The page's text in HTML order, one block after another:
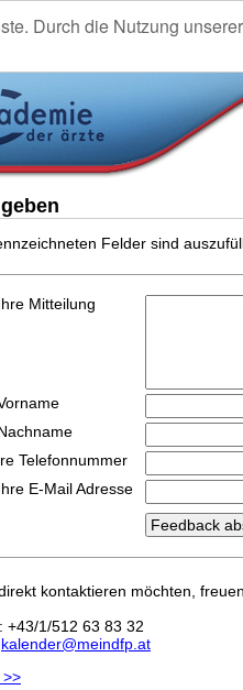
Durch die Nutzung
Felder sind
Mitteilung
Telefonnummer
E-Mail Adresse
kontaktieren möchten,
+43/1/512 63 83 32
kalender@meindfp.at